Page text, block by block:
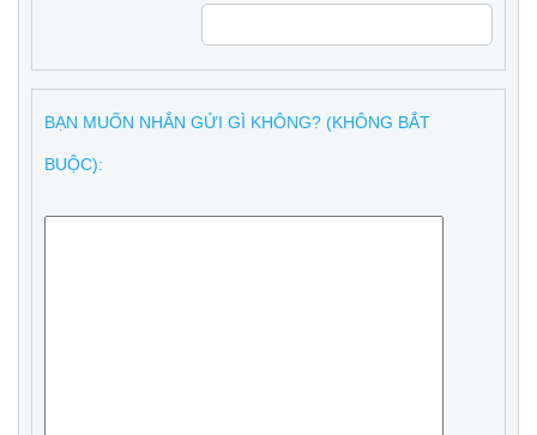
BẠN MUỐN NHẮN GỬI GÌ KHÔNG? (KHÔNG BẮT
BUỘC):